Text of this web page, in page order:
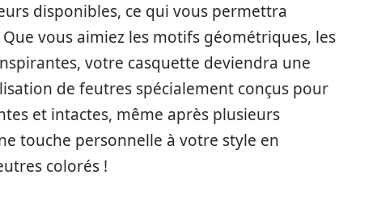
disponibles, ce qui vous permettra
vous aimiez les motifs géométriques, les
votre casquette deviendra une
de feutres spécialement conçus pour
et intactes, même après plusieurs
touche personnelle à votre style en
colorés !